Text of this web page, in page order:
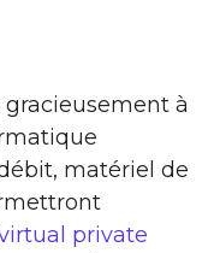
à
matériel de
private